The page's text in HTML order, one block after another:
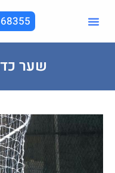
שער כדורגל